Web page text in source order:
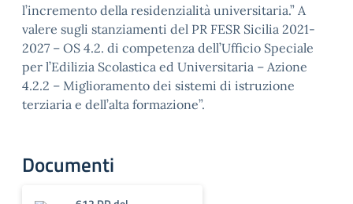
l’incremento della residenzialità universitaria.” A
valere sugli stanziamenti del PR FESR Sicilia 2021-
2027 – OS 4.2. di competenza dell’Ufficio Speciale
per l’Edilizia Scolastica ed Universitaria – Azione
4.2.2 – Miglioramento dei sistemi di istruzione
terziaria e dell’alta formazione”.
Documenti